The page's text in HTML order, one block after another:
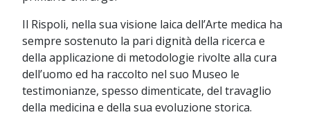
Il Rispoli, nella sua visione laica dell’Arte medica ha
sempre sostenuto la pari dignità della ricerca e
della applicazione di metodologie rivolte alla cura
dell’uomo ed ha raccolto nel suo Museo le
testimonianze, spesso dimenticate, del travaglio
della medicina e della sua evoluzione storica.